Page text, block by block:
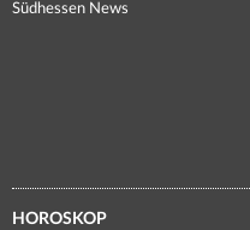
Südhessen News
HOROSKOP